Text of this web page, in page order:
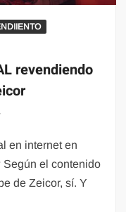
revendiendo
en internet en
Según el contenido
de Zeicor, sí. Y